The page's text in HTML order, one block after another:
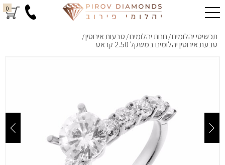
0
תכשיטי יהלומים/ חנות יהלומים/ טבעות אירוסין/
טבעת אירוסין יהלומים במשקל 2.50 קראט